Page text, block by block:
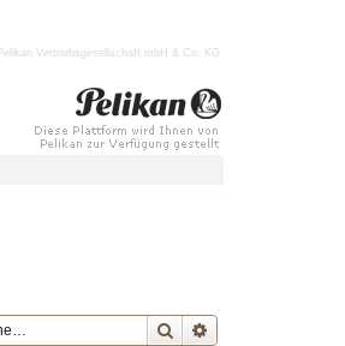
Vertriebsgesellschaft mbH & Co. KG
Suche